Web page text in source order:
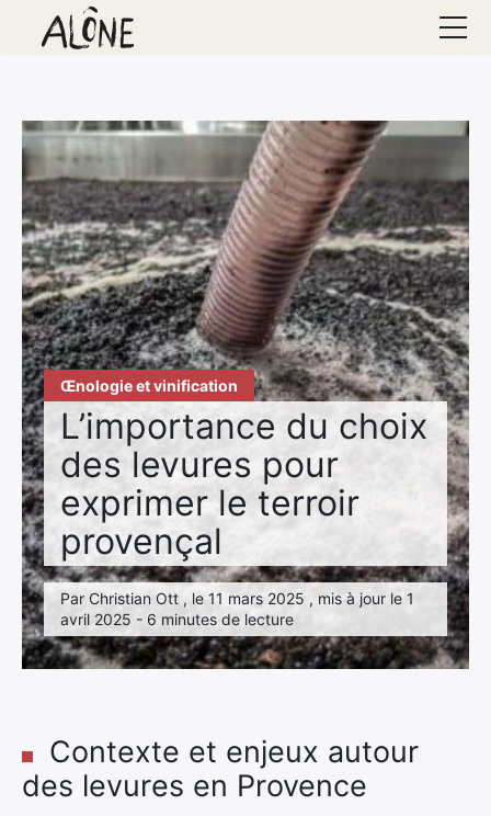
Œnologie et vinification
L’importance du choix
des levures pour
exprimer le terroir
provençal
Par Christian Ott , le 11 mars 2025 , mis à jour le 1
avril 2025 - 6 minutes de lecture
Contexte et enjeux autour
des levures en Provence
Le domaine
Vins
Conseils
Hébergements
Séminaires
Contact
Élément
de
Élément
de